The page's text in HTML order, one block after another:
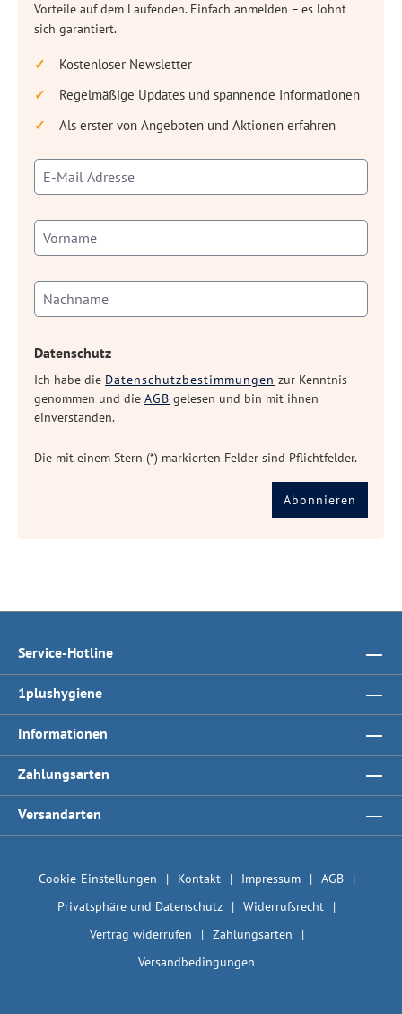
Vorteile auf dem Laufenden. Einfach anmelden – es lohnt
sich garantiert.
Kostenloser Newsletter
Regelmäßige Updates und spannende Informationen
Als erster von Angeboten und Aktionen erfahren
Datenschutz
Ich habe die Datenschutzbestimmungen zur Kenntnis
genommen und die AGB gelesen und bin mit ihnen
einverstanden.
Die mit einem Stern (*) markierten Felder sind Pflichtfelder.
Abonnieren
Service-Hotline
1plushygiene
Informationen
Zahlungsarten
Versandarten
Cookie-Einstellungen Kontakt Impressum
AGB
Privatsphäre und Datenschutz
Widerrufsrecht
Vertrag widerrufen
Zahlungsarten
Versandbedingungen